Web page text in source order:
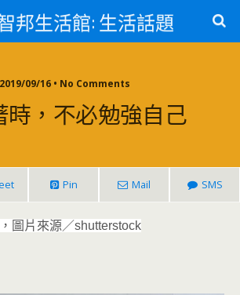
智邦生活館: 生活話題
2019/09/16 • No Comments
時，不必勉強自己
Pin Mail SMS
圖片來源／shutterstock